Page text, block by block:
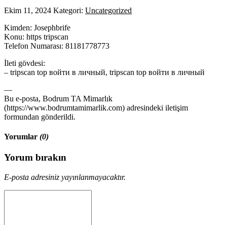
Ekim 11, 2024 Kategori: Uncategorized
Kimden: Josephbrife
Konu: https tripscan
Telefon Numarası: 81181778773
İleti gövdesi:
– tripscan top войти в личный, tripscan top войти в личный
—
Bu e-posta, Bodrum TA Mimarlık
(https://www.bodrumtamimarlik.com) adresindeki iletişim
formundan gönderildi.
Yorumlar (0)
Yorum bırakın
E-posta adresiniz yayınlanmayacaktır.